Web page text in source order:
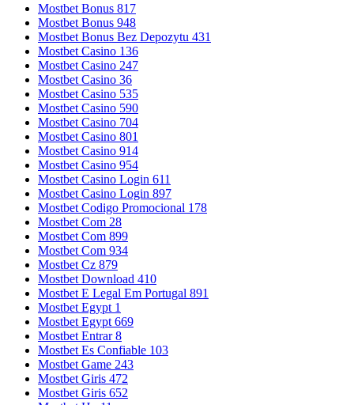
Mostbet Bonus 817
Mostbet Bonus 948
Mostbet Bonus Bez Depozytu 431
Mostbet Casino 136
Mostbet Casino 247
Mostbet Casino 36
Mostbet Casino 535
Mostbet Casino 590
Mostbet Casino 704
Mostbet Casino 801
Mostbet Casino 914
Mostbet Casino 954
Mostbet Casino Login 611
Mostbet Casino Login 897
Mostbet Codigo Promocional 178
Mostbet Com 28
Mostbet Com 899
Mostbet Com 934
Mostbet Cz 879
Mostbet Download 410
Mostbet E Legal Em Portugal 891
Mostbet Egypt 1
Mostbet Egypt 669
Mostbet Entrar 8
Mostbet Es Confiable 103
Mostbet Game 243
Mostbet Giris 472
Mostbet Giris 652